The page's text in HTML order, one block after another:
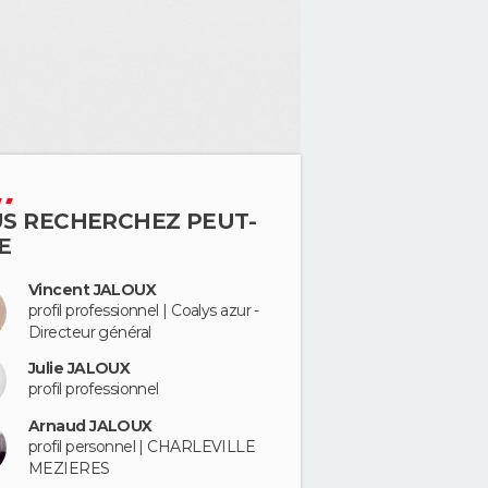
RECHERCHEZ PEUT-
Vincent JALOUX
profil professionnel | Coalys azur -
Directeur général
Julie JALOUX
profil professionnel
Arnaud JALOUX
profil personnel | CHARLEVILLE
MEZIERES